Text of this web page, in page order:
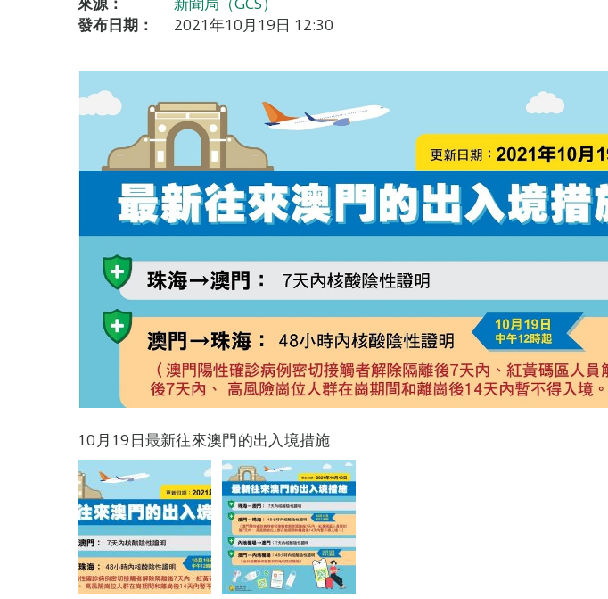
發布日期：
2021年10月19日 12:30
10月19日最新往來澳門的出入境措施